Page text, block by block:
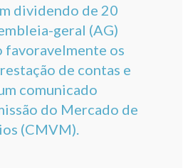
dividendo de 20
geral (AG)
os
de contas e
comunicado
do Mercado de
(CMVM).